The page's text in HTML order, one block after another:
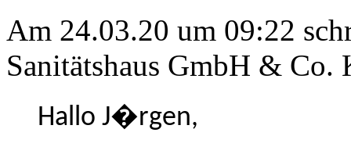
Am 24.03.20 um 09:22
Sanitätshaus GmbH & Co.
Hallo J�rgen,